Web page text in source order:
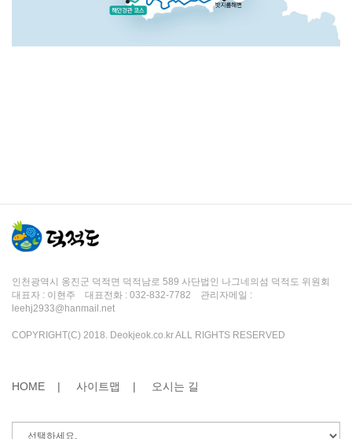
인천광역시 옹진군 덕적면 덕적남로 589 사단법인 나그네의섬 덕적도 위원회
대표자 : 이현주 대표전화 : 032-832-7782 관리자메일 :
leehj2933@hanmail.net
COPYRIGHT(C) 2018. Deokjeok.co.kr ALL RIGHTS RESERVED
HOME | 사이트맵 | 오시는 길